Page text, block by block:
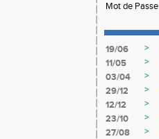
Mot de Passe
19/06 >
11/05
>
03/04
>
29/12
>
12/12
>
23/10
>
27/08
>